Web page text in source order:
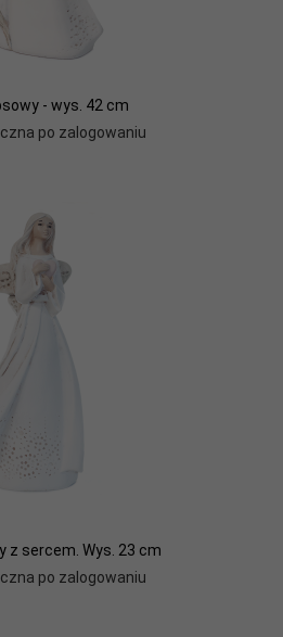
- wys. 42 cm
po zalogowaniu
z sercem. Wys. 23 cm
po zalogowaniu